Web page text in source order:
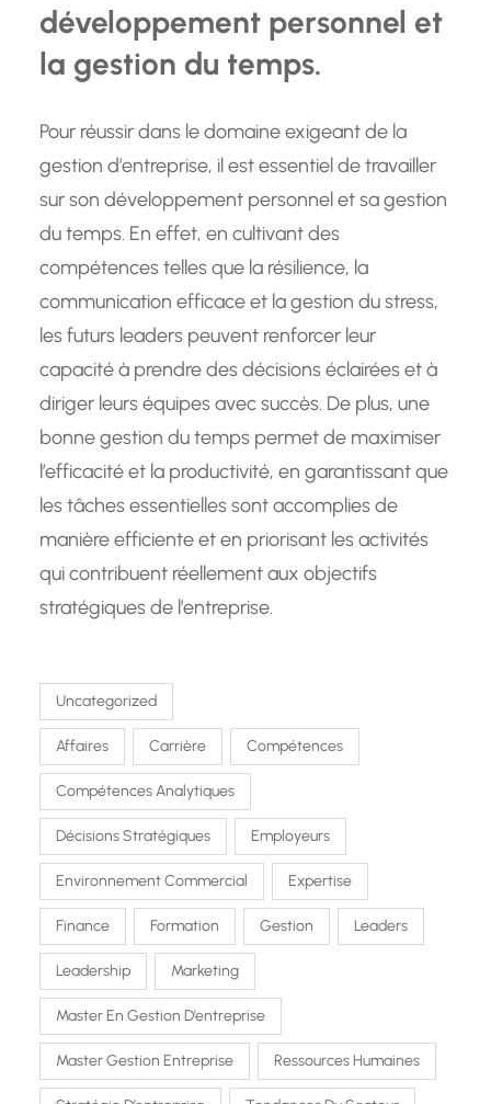
développement personnel et
la gestion du temps.
Pour réussir dans le domaine exigeant de la
gestion d’entreprise, il est essentiel de travailler
sur son développement personnel et sa gestion
du temps. En effet, en cultivant des
compétences telles que la résilience, la
communication efficace et la gestion du stress,
les futurs leaders peuvent renforcer leur
capacité à prendre des décisions éclairées et à
diriger leurs équipes avec succès. De plus, une
bonne gestion du temps permet de maximiser
l’efficacité et la productivité, en garantissant que
les tâches essentielles sont accomplies de
manière efficiente et en priorisant les activités
qui contribuent réellement aux objectifs
stratégiques de l’entreprise.
Uncategorized
Affaires Carrière Compétences
Compétences Analytiques
Décisions Stratégiques Employeurs
Environnement Commercial Expertise
Finance Formation Gestion Leaders
Leadership Marketing
Master En Gestion D’entreprise
Master Gestion Entreprise Ressources Humaines